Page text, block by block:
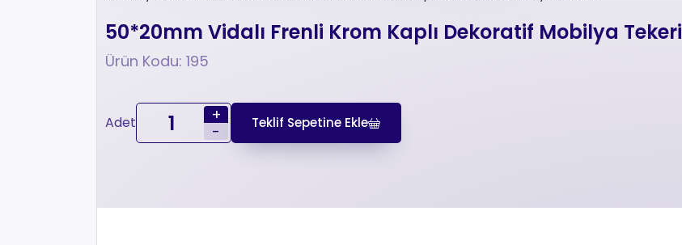
50*20mm Vidalı Frenli Krom Kaplı Dekoratif Mobilya Tekeri
Ürün Kodu: 195
Adet
+
-
Teklif Sepetine Ekle